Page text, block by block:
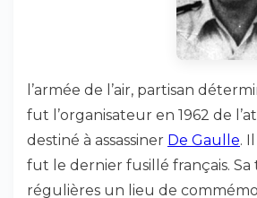
l’armée de l’air, partisan
fut l’organisateur en 1962 de
destiné à assassiner De Gaulle.
fut le dernier fusillé français.
régulières un lieu de